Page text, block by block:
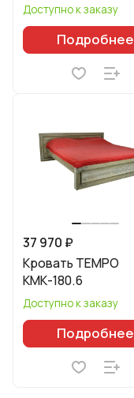
Доступно к заказу
Подробнее
37 970 ₽
Кровать TEMPO
КМК-180.6
Доступно к заказу
Подробнее